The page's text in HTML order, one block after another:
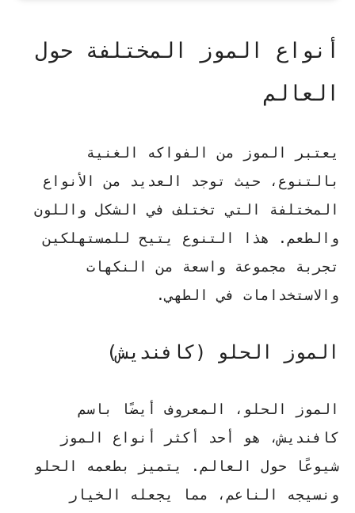
أنواع الموز المختلفة حول
العالم
يعتبر الموز من الفواكه الغنية
بالتنوع، حيث توجد العديد من الأنواع
المختلفة التي تختلف في الشكل واللون
والطعم. هذا التنوع يتيح للمستهلكين
تجربة مجموعة واسعة من النكهات
والاستخدامات في الطهي.
الموز الحلو (كافنديش)
الموز الحلو، المعروف أيضًا باسم
كافنديش، هو أحد أكثر
أنواع الموز
شيوعًا حول العالم. يتميز بطعمه الحلو
ونسيجه الناعم، مما يجعله الخيار